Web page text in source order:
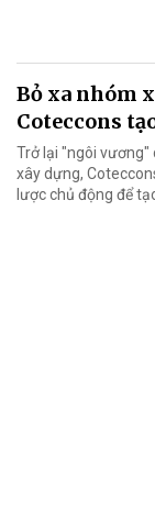
Bỏ xa nhóm
Coteccons
Trở lại "ngôi
xây dựng,
lược chủ động để